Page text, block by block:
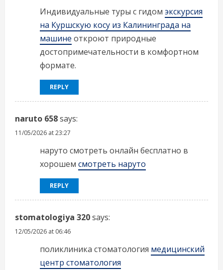
Индивидуальные туры с гидом экскурсия
на Куршскую косу из Калининграда на
машине откроют природные
достопримечательности в комфортном
формате.
REPLY
naruto 658says:
11/05/2026 at 23:27
наруто смотреть онлайн бесплатно в
хорошем смотреть наруто
REPLY
stomatologiya 320says:
12/05/2026 at 06:46
поликлиника стоматология медицинский
центр стоматология